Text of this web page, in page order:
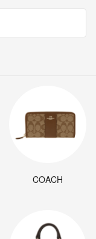
COACH